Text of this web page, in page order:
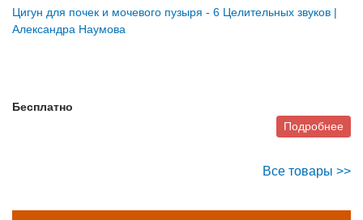
Цигун для почек и мочевого пузыря - 6 Целительных звуков |
Александра Наумова
Бесплатно
Подробнее
Все товары >>